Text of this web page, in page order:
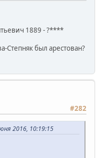
1889 - ?****
Степняк был арестован?
#282
2016, 10:19:15